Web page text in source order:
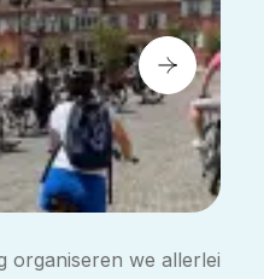
organiseren we allerlei